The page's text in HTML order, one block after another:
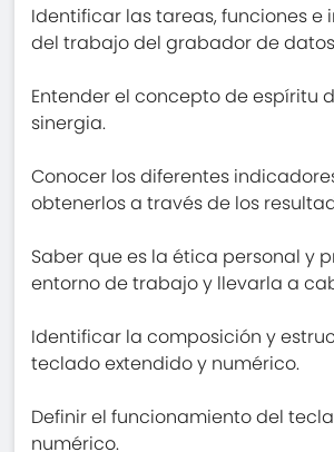
Identificar las tareas, funciones e
del trabajo del grabador de
Entender el concepto de espíritu
sinergia.
Conocer los diferentes
obtenerlos a través de los
Saber que es la ética personal y
entorno de trabajo y llevarla a
Identificar la composición y
teclado extendido y numérico.
Definir el funcionamiento del
numérico.